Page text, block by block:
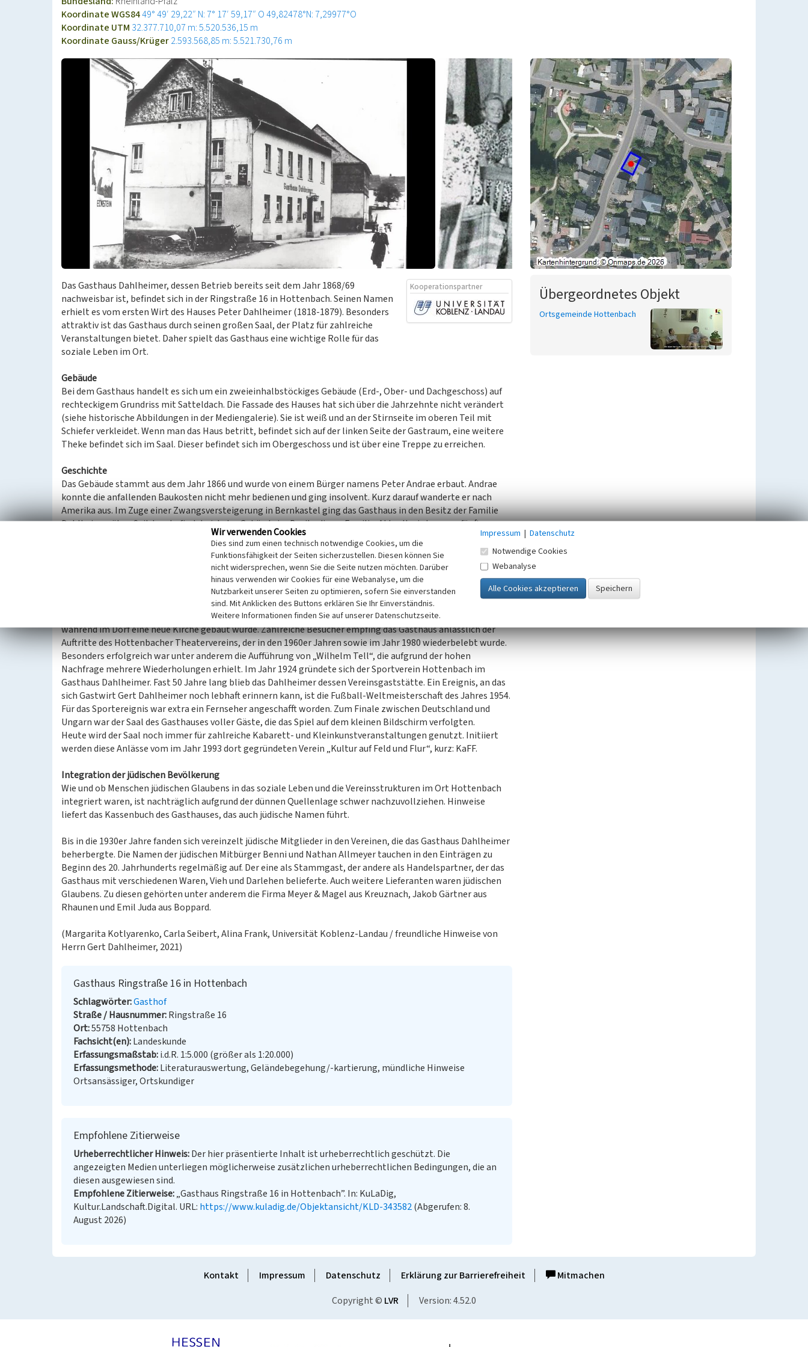
Koordinate WGS8449° 49′ 29,22″ N: 7° 17′ 59,17″ O49,82478°N: 7,29977°O
Koordinate UTM 32.377.710,07 m: 5.520.536,15 m
Koordinate Gauss/Krüger2.593.568,85 m: 5.521.730,76 m
Kooperationspartner
Das Gasthaus Dahlheimer, dessen Betrieb bereits seit dem Jahr 1868/69
nachweisbar ist, befindet sich in der Ringstraße 16 in Hottenbach. Seinen Namen
erhielt es vom ersten Wirt des Hauses Peter Dahlheimer (1818-1879). Besonders
attraktiv ist das Gasthaus durch seinen großen Saal, der Platz für zahlreiche
Veranstaltungen bietet. Daher spielt das Gasthaus eine wichtige Rolle für das
soziale Leben im Ort.
Gebäude
Bei dem Gasthaus handelt es sich um ein zweieinhalbstöckiges Gebäude (Erd-, Ober- und Dachgeschoss) auf
rechteckigem Grundriss mit Satteldach. Die Fassade des Hauses hat sich über die Jahrzehnte nicht verändert
(siehe historische Abbildungen in der Mediengalerie). Sie ist weiß und an der Stirnseite im oberen Teil mit
Schiefer verkleidet. Wenn man das Haus betritt, befindet sich auf der linken Seite der Gastraum, eine weitere
Theke befindet sich im Saal. Dieser befindet sich im Obergeschoss und ist über eine Treppe zu erreichen.
Geschichte
Das Gebäude stammt aus dem Jahr 1866 und wurde von einem Bürger namens Peter Andrae erbaut. Andrae
konnte die anfallenden Baukosten nicht mehr bedienen und ging insolvent. Kurz darauf wanderte er nach
Amerika aus. Im Zuge einer Zwangsversteigerung in Bernkastel ging das Gasthaus in den Besitz der Familie
Dahlheimer über. Seitdem befindet sich das Gebäude im Besitz dieser Familie. Aktuell wird es vom fünften
Gastwirt aus der Familie Dahlheimer betrieben.
Veranstaltungen und Vereinsgründungen
Das Gasthaus bot in der Vergangenheit einen Veranstaltungsort für mehrere patriotische Veranstaltungen.
So fand zum Beispiel das Fest zum ersten Regierungsjahr Kaiser Wilhelms II. im Jahr 1889 oder das Sedanfest
im Jahr 1892 im Saal statt. Das Sedanfest wurde gemeinsam mit Schülern in Form eines Festspieles
abgehalten. Zudem fungierte der Saal zwischen den Jahren 1903 und bis 1904 als Stätte für den Gottesdienst,
während im Dorf eine neue Kirche gebaut wurde. Zahlreiche Besucher empfing das Gasthaus anlässlich der
Auftritte des Hottenbacher Theatervereins, der in den 1960er Jahren sowie im Jahr 1980 wiederbelebt wurde.
Besonders erfolgreich war unter anderem die Aufführung von „Wilhelm Tell“, die aufgrund der hohen
Nachfrage mehrere Wiederholungen erhielt. Im Jahr 1924 gründete sich der Sportverein Hottenbach im
Gasthaus Dahlheimer. Fast 50 Jahre lang blieb das Dahlheimer dessen Vereinsgaststätte. Ein Ereignis, an das
sich Gastwirt Gert Dahlheimer noch lebhaft erinnern kann, ist die Fußball-Weltmeisterschaft des Jahres 1954.
Für das Sportereignis war extra ein Fernseher angeschafft worden. Zum Finale zwischen Deutschland und
Ungarn war der Saal des Gasthauses voller Gäste, die das Spiel auf dem kleinen Bildschirm verfolgten.
Heute wird der Saal noch immer für zahlreiche Kabarett- und Kleinkunstveranstaltungen genutzt. Initiiert
werden diese Anlässe vom im Jahr 1993 dort gegründeten Verein „Kultur auf Feld und Flur“, kurz: KaFF.
Integration der jüdischen Bevölkerung
Wie und ob Menschen jüdischen Glaubens in das soziale Leben und die Vereinsstrukturen im Ort Hottenbach
integriert waren, ist nachträglich aufgrund der dünnen Quellenlage schwer nachzuvollziehen. Hinweise
liefert das Kassenbuch des Gasthauses, das auch jüdische Namen führt.
Bis in die 1930er Jahre fanden sich vereinzelt jüdische Mitglieder in den Vereinen, die das Gasthaus Dahlheimer
beherbergte. Die Namen der jüdischen Mitbürger Benni und Nathan Allmeyer tauchen in den Einträgen zu
Beginn des 20. Jahrhunderts regelmäßig auf. Der eine als Stammgast, der andere als Handelspartner, der das
Gasthaus mit verschiedenen Waren, Vieh und Darlehen belieferte. Auch weitere Lieferanten waren jüdischen
Glaubens. Zu diesen gehörten unter anderem die Firma Meyer & Magel aus Kreuznach, Jakob Gärtner aus
Rhaunen und Emil Juda aus Boppard.
(Margarita Kotlyarenko, Carla Seibert, Alina Frank, Universität Koblenz-Landau / freundliche Hinweise von
Herrn Gert Dahlheimer, 2021)
Gasthaus Ringstraße 16 in Hottenbach
Schlagwörter Gasthof
Straße / Hausnummer Ringstraße 16
Ort 55758 Hottenbach
Fachsicht(en) Landeskunde
Erfassungsmaßstab i.d.R. 1:5.000 (größer als 1:20.000)
Erfassungsmethode Literaturauswertung, Geländebegehung/-kartierung, mündliche Hinweise
Ortsansässiger, Ortskundiger
Empfohlene Zitierweise
Urheberrechtlicher Hinweis Der hier präsentierte Inhalt ist urheberrechtlich geschützt. Die
angezeigten Medien unterliegen möglicherweise zusätzlichen urheberrechtlichen Bedingungen, die an
diesen ausgewiesen sind.
Empfohlene Zitierweise „Gasthaus Ringstraße 16 in Hottenbach”. In: KuLaDig,
Kultur.Landschaft.Digital. URL: https://www.kuladig.de/Objektansicht/KLD-343582(Abgerufen: 8.
August 2026)
Übergeordnetes Objekt
Ortsgemeinde Hottenbach
Kontakt Impressum Datenschutz Erklärung zur Barrierefreiheit
Mitmachen
Copyright © LVR Version: 4.52.0
Wir verwenden Cookies
Dies sind zum einen technisch notwendige Cookies, um die
Funktionsfähigkeit der Seiten sicherzustellen. Diesen können Sie
nicht widersprechen, wenn Sie die Seite nutzen möchten. Darüber
hinaus verwenden wir Cookies für eine Webanalyse, um die
Nutzbarkeit unserer Seiten zu optimieren, sofern Sie einverstanden
sind. Mit Anklicken des Buttons erklären Sie Ihr Einverständnis.
Weitere Informationen finden Sie auf unserer Datenschutzseite.
Impressum | Datenschutz
Notwendige Cookies
Webanalyse